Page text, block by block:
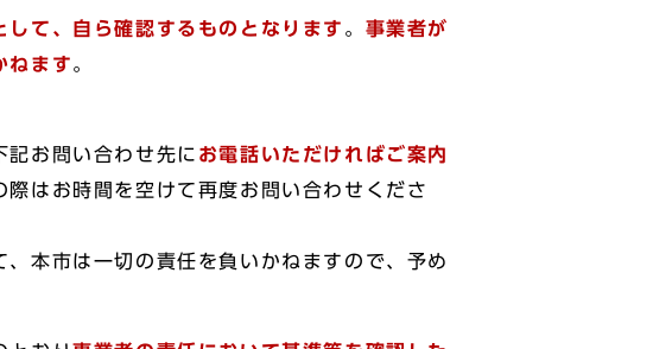
て、自ら確認するものとなります 。 事業者が
ねます。
記お問い合わせ先に お電話いただければご案内
はお時間を空けて再度お問い合わせくださ
本市は一切の責任を負いかねますので、予め